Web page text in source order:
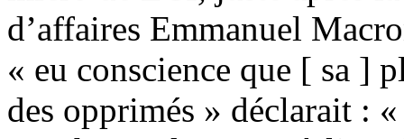
d’affaires Emmanuel
« eu conscience que [ sa ]
des opprimés » déclarait :